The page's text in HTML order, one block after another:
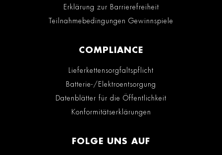
Erklärung zur Barrierefreiheit
Teilnahmebedingungen Gewinnspiele
COMPLIANCE
Lieferkettensorgfaltspflicht
Batterie-/Elektroentsorgung
Datenblätter für die Öffentlichkeit
Konformitätserklärungen
FOLGE UNS AUF